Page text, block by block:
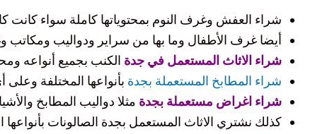
شراء العفش وغرف النوم بمحتوياتها كاملة سواء كانت
أيضا غرف الأطفال وما بها من سراير ودواليب ومكاتب
شراء الاثاث المستعمل في جدة الكنب بجميع أنواعه
شراء المطابخ المستعملة بجدة بأنواعها المختلفة
شراء اغراض مستعملة بجدة مثلا دواليب المطابخ
كذلك نشتري الاثاث المستعمل بجدة الصالونات